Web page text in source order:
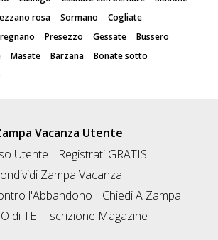
rosa Sormano
Cogliate
Presezzo Gessate
Bussero
Masate Barzana
Bonate sotto
Vacanza Utente
Utente
Registrati GRATIS
Zampa Vacanza
l'Abbandono
Chiedi A Zampa
di TE
Iscrizione Magazine